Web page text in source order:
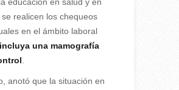
realicen los chequeos
en el ámbito laboral
una mamografía
anotó que la situación en